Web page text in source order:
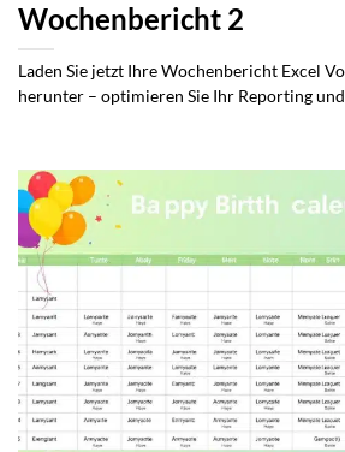
Wochenbericht 2
Laden Sie jetzt Ihre Wochenbericht Excel
herunter – optimieren Sie Ihr Reporting